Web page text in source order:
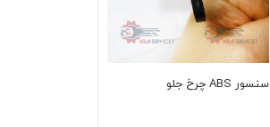
سنسور ABS چرخ جلو